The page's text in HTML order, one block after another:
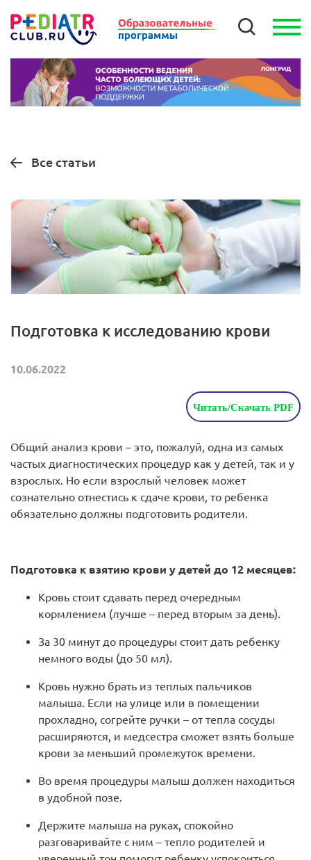
Все статьи
Подготовка к исследованию крови
10.06.2022
Читать/Скачать PDF
Общий анализ крови – это, пожалуй, одна из самых
частых диагностических процедур как у детей, так и у
взрослых. Но если взрослый человек может
сознательно отнестись к сдаче крови, то ребенка
обязательно должны подготовить родители.
Подготовка к взятию крови у детей до 12 месяцев:
Кровь стоит сдавать перед очередным
кормлением (лучше – перед вторым за день).
За 30 минут до процедуры стоит дать ребенку
немного воды (до 50 мл).
Кровь нужно брать из теплых пальчиков
малыша. Если на улице или в помещении
прохладно, согрейте ручки – от тепла сосуды
расширяются, и медсестра сможет взять больше
крови за меньший промежуток времени.
Во время процедуры малыш должен находиться
в удобной позе.
Держите малыша на руках, спокойно
разговаривайте с ним – тепло родителей и